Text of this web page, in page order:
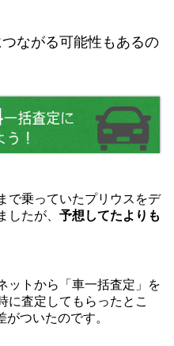
ながる可能性もあるの
で乗っていたプリウスをデ
したが、 予想してたよりも
ットから「車一括査定」を
に査定してもらったとこ
がついたのです。